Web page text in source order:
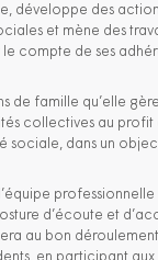
développe des
et mène des
le compte de ses
de famille qu’elle
collectives au profit
sociale, dans un
d’écoute et
au bon
en participant aux